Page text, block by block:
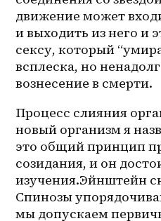
движение может
и выходить из него и
сексу, который
всплеска, но
вознесение в смерти.
Процесс слияния
новый организм я
это общий принцип
созидания, и он
изучения.Эйнштейн
Спинозы
мы допускаем